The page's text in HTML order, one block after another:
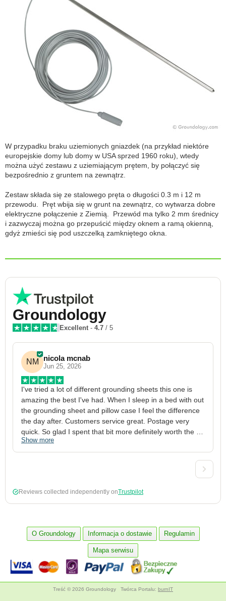
W przypadku braku uziemionych gniazdek (na przykład niektóre
europejskie domy lub domy w USA sprzed 1960 roku), wtedy
można użyć zestawu z uziemiającym prętem, by połączyć się
bezpośrednio z gruntem na zewnątrz.
Zestaw składa się ze stalowego pręta o długości 0.3 m i 12 m
przewodu. Pręt wbija się w grunt na zewnątrz, co wytwarza dobre
elektryczne połączenie z Ziemią. Przewód ma tylko 2 mm średnicy
i zazwyczaj można go przepuścić między oknem a ramą okienną,
gdyż zmieści się pod uszczelką zamkniętego okna.
Groundology
Excellent - 4.7 / 5
NM nicola mcnab
Jun 25, 2026
I've tried a lot of different grounding sheets this one is
amazing the best I've had. When I sleep in a bed with out
the grounding sheet and pillow case I feel the difference
the day after. Customers service great. Postage very
quick. So glad I spent that bit more definitely worth the
money xx
Show more
Reviews collected independently onTrustpilot
O Groundology Informacja o dostawie Regulamin
Mapa serwisu
Treść © 2026 Groundology Twórca Portalu: burnIT